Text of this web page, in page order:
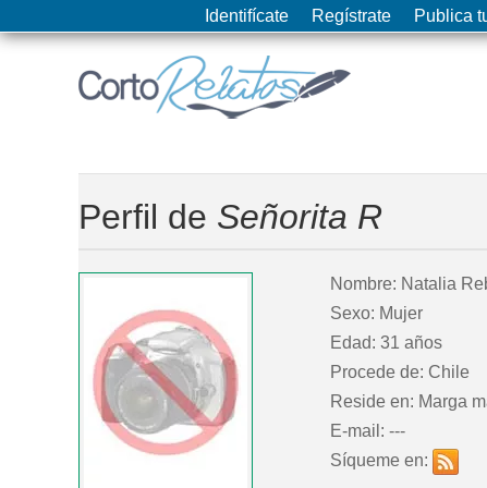
Identifícate Regístrate Publica
Perfil de Señorita R
Nombre: Natalia
Sexo: Mujer
Edad: 31 años
Procede de: Chile
Reside en: Marga
E-mail: ---
Síqueme en: